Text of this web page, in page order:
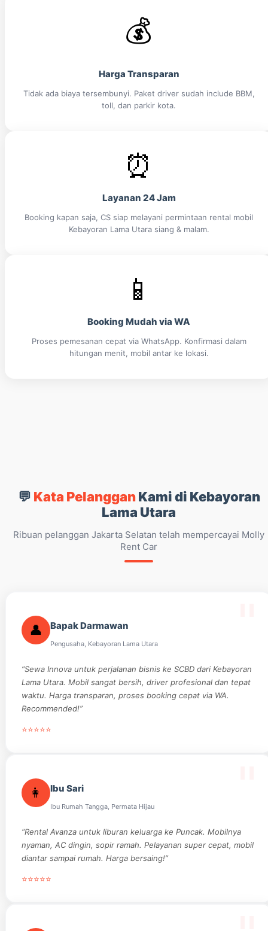
💰
Harga Transparan
Tidak ada biaya tersembunyi. Paket driver sudah include BBM,
toll, dan parkir kota.
⏰
Layanan 24 Jam
Booking kapan saja, CS siap melayani permintaan rental mobil
Kebayoran Lama Utara siang & malam.
📱
Booking Mudah via WA
Proses pemesanan cepat via WhatsApp. Konfirmasi dalam
hitungan menit, mobil antar ke lokasi.
💬 Kata PelangganKami di Kebayoran
Lama Utara
Ribuan pelanggan Jakarta Selatan telah mempercayai Molly
Rent Car
👤 Bapak Darmawan
Pengusaha, Kebayoran Lama Utara
“Sewa Innova untuk perjalanan bisnis ke SCBD dari Kebayoran
Lama Utara. Mobil sangat bersih, driver profesional dan tepat
waktu. Harga transparan, proses booking cepat via WA.
Recommended!”
⭐⭐⭐⭐⭐
👩 Ibu Sari
Ibu Rumah Tangga, Permata Hijau
“Rental Avanza untuk liburan keluarga ke Puncak. Mobilnya
nyaman, AC dingin, sopir ramah. Pelayanan super cepat, mobil
diantar sampai rumah. Harga bersaing!”
⭐⭐⭐⭐⭐